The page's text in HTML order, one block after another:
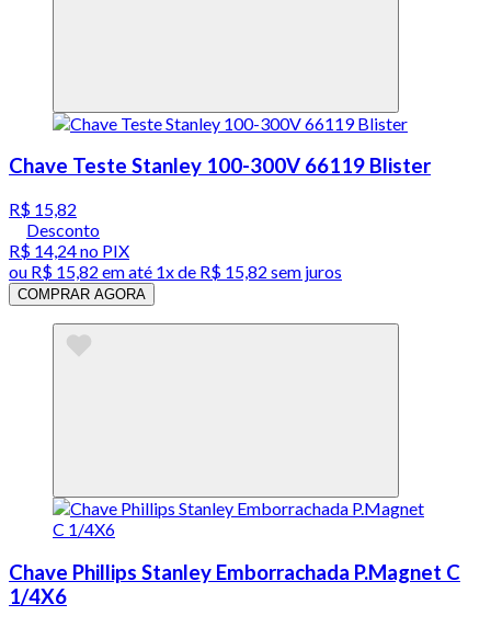
Chave Teste Stanley 100-300V 66119 Blister
R$ 15,82
Desconto
R$ 14,24no PIX
ou R$ 15,82 em até 1x de R$ 15,82 sem juros
COMPRAR AGORA
Chave Phillips Stanley Emborrachada P.Magnet C
1/4X6